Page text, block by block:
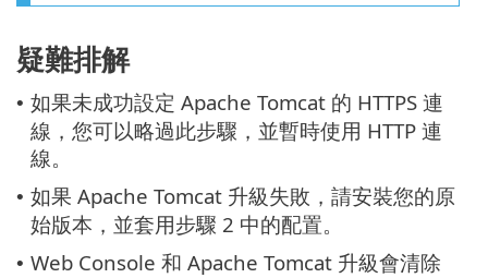
疑難排解
• 如果未成功設定 Apache Tomcat 的 HTTPS 連
線，您可以略過此步驟，並暫時使用 HTTP 連
線。
• 如果 Apache Tomcat 升級失敗，請安裝您的原
始版本，並套用步驟 2 中的配置。
• Web Console 和 Apache Tomcat 升級會清除